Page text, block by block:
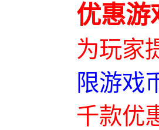
优惠游
为玩家
限游戏
千款优